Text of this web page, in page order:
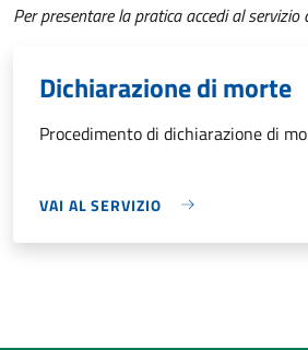
Per presentare la pratica accedi al servizio
Dichiarazione di morte
Procedimento di dichiarazione di
VAI AL SERVIZIO